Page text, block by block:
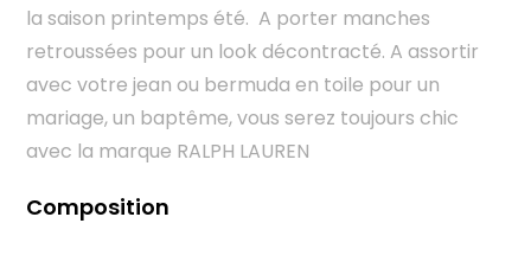
la saison printemps été. A porter manches
retroussées pour un look décontracté. A assortir
avec votre jean ou bermuda en toile pour un
mariage, un baptême, vous serez toujours chic
avec la marque RALPH LAUREN
Composition